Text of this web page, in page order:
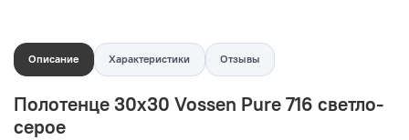
Описание Характеристики Отзывы
Полотенце 30х30 Vossen Pure 716 светло-
серое